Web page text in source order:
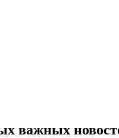
важных